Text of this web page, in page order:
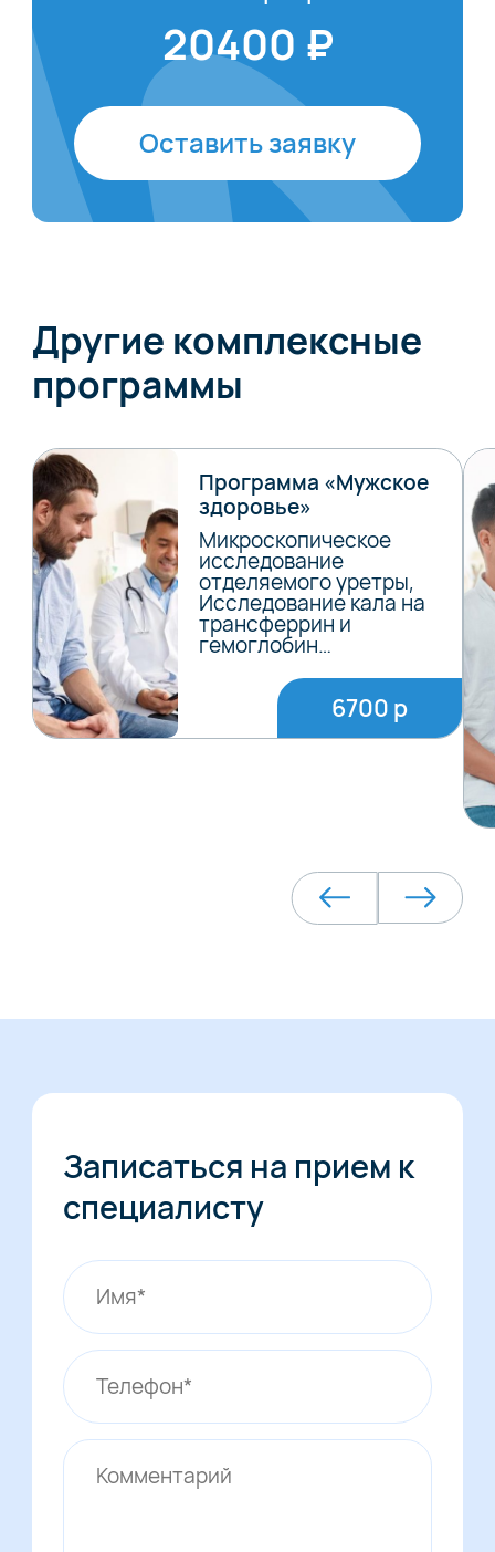
20400 ₽
Оставить заявку
Другие комплексные
программы
Программа «Мужское
здоровье»
Микроскопическое
исследование
отделяемого уретры,
Исследование кала на
трансферрин и
гемоглобин…
6700 р
Записаться на прием к
специалисту